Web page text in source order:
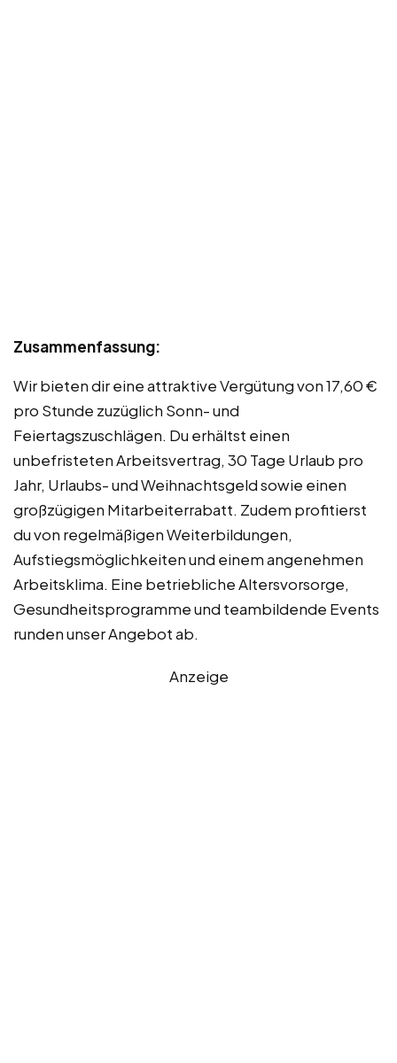
Zusammenfassung:
Wir bieten dir eine attraktive Vergütung von 17,60 €
pro Stunde zuzüglich Sonn- und
Feiertagszuschlägen. Du erhältst einen
unbefristeten Arbeitsvertrag, 30 Tage Urlaub pro
Jahr, Urlaubs- und Weihnachtsgeld sowie einen
großzügigen Mitarbeiterrabatt. Zudem profitierst
du von regelmäßigen Weiterbildungen,
Aufstiegsmöglichkeiten und einem angenehmen
Arbeitsklima. Eine betriebliche Altersvorsorge,
Gesundheitsprogramme und teambildende Events
runden unser Angebot ab.
Anzeige